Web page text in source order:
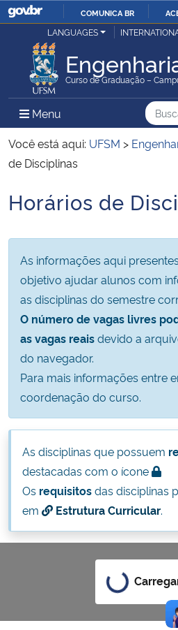
IR
O
COMUNICA BR
Ministério da Justiça e Segurança Pública
Ministério da Defesa
Ministério das Relações Exteriores
Ministério da Infraestrutura
Ministério da Educação
Ministério da Cidadania
Ministério da Saúde
Ministério de Minas e Energia
Ministério do Meio Ambiente
Ministério do Turismo
Ministério do Desenvolvimento Regional
Controladoria-Geral da União
Ministério da Mulher, da Família e dos
LANGUAGES
Curso de Graduação –
Menu Menu Principal do
Você está aqui: UFSM >
de Disciplinas
Início do conteúdo
Horários de
As informações aqui
objetivo ajudar alunos com
as disciplinas do semestre
O número de vagas livres
as vagas reaisdevido a
do navegador.
Para mais informações entre
coordenação do curso.
As disciplinas que possuem
destacadas com o ícone
Os requisitosdas disciplinas
em
Estrutura Curricular.